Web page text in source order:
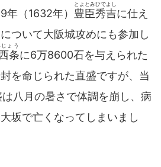
（1632年） 豊臣秀吉
とよとみひでよし
に仕え
ついて大阪城攻めにも参加し
条
ょう
に6万8600石を与えられた
を命じられた直盛ですが、当
八月の暑さで体調を崩し、病
坂で亡くなってしまいまし